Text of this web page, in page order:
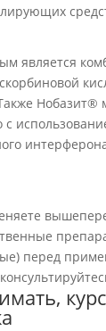
является
Нобазит®
перед